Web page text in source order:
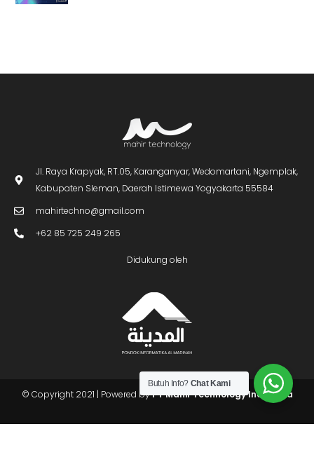
Butuh Info? Chat Kami